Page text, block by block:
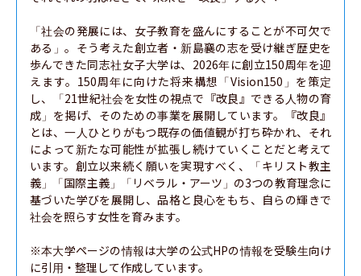
「社会の発展には、女子教育を盛んにすることが不可欠で
ある」。そう考えた創立者・新島襄の志を受け継ぎ歴史を
歩んできた同志社女子大学は、2026年に創立150周年を迎
えます。150周年に向けた将来構想「Vision150」を策定
し、「21世紀社会を女性の視点で『改良』できる人物の育
成」を掲げ、そのための事業を展開しています。『改良』
とは、一人ひとりがもつ既存の価値観が打ち砕かれ、それ
によって新たな可能性が拡張し続けていくことだと考えて
います。創立以来続く願いを実現すべく、「キリスト教主
義」「国際主義」「リベラル・アーツ」の3つの教育理念に
基づいた学びを展開し、品格と良心をもち、自らの輝きで
社会を照らす女性を育みます。
※本大学ページの情報は大学の公式HPの情報を受験生向け
に引用・整理して作成しています。